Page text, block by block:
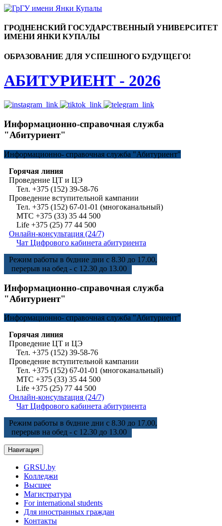
ГРОДНЕНСКИЙ ГОСУДАРСТВЕННЫЙ УНИВЕРСИТЕТ
ИМЕНИ ЯНКИ КУПАЛЫ
ОБРАЗОВАНИЕ ДЛЯ УСПЕШНОГО БУДУЩЕГО!
АБИТУРИЕНТ - 2026
Информационно-справочная служба
"Абитуриент"
Информационно- справочная служба "Абитуриент"
Горячая линия
Проведение ЦТ и ЦЭ
Тел. +375 (152) 39-58-76
Проведение вступительной кампании
Тел. +375 (152) 67-01-01 (многоканальный)
МТС +375 (33) 35 44 500
Life +375 (25) 77 44 500
Онлайн-консультация (24/7)
Чат Цифрового кабинета абитуриента
Режим работы в будние дни с 8.30 до 17.00,
перерыв на обед - с 12.30 до 13.00
Информационно-справочная служба
"Абитуриент"
Информационно- справочная служба "Абитуриент"
Горячая линия
Проведение ЦТ и ЦЭ
Тел. +375 (152) 39-58-76
Проведение вступительной кампании
Тел. +375 (152) 67-01-01 (многоканальный)
МТС +375 (33) 35 44 500
Life +375 (25) 77 44 500
Онлайн-консультация (24/7)
Чат Цифрового кабинета абитуриента
Режим работы в будние дни с 8.30 до 17.00,
перерыв на обед - с 12.30 до 13.00
Навигация
GRSU.by
Колледжи
Высшее
Магистратура
For international students
Для иностранных граждан
Контакты